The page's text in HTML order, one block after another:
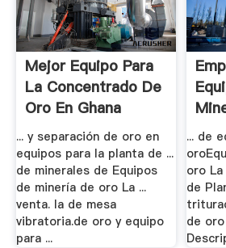
Mejor Equipo Para
La Concentrado De
Oro En Ghana
... y separación de oro en
equipos para la planta de ...
de minerales de Equipos
de minería de oro La ...
venta. la de mesa
vibratoria.de oro y equipo
para ...
- .
... de
oro
de
de